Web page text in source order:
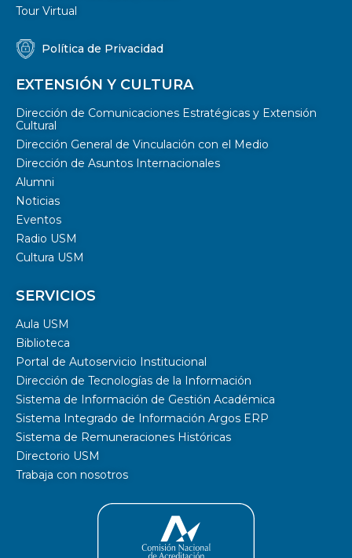
Tour Virtual
Política de Privacidad
EXTENSIÓN Y CULTURA
Dirección de Comunicaciones Estratégicas y Extensión
Cultural
Dirección General de Vinculación con el Medio
Dirección de Asuntos Internacionales
Alumni
Noticias
Eventos
Radio USM
Cultura USM
SERVICIOS
Aula USM
Biblioteca
Portal de Autoservicio Institucional
Dirección de Tecnologías de la Información
Sistema de Información de Gestión Académica
Sistema Integrado de Información Argos ERP
Sistema de Remuneraciones Históricas
Directorio USM
Trabaja con nosotros